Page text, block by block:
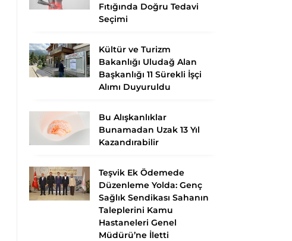
Fıtığında Doğru Tedavi
Seçimi
Kültür ve Turizm
Bakanlığı Uludağ Alan
Başkanlığı 11 Sürekli İşçi
Alımı Duyuruldu
Bu Alışkanlıklar
Bunamadan Uzak 13 Yıl
Kazandırabilir
Teşvik Ek Ödemede
Düzenleme Yolda: Genç
Sağlık Sendikası Sahanın
Taleplerini Kamu
Hastaneleri Genel
Müdürü’ne İletti